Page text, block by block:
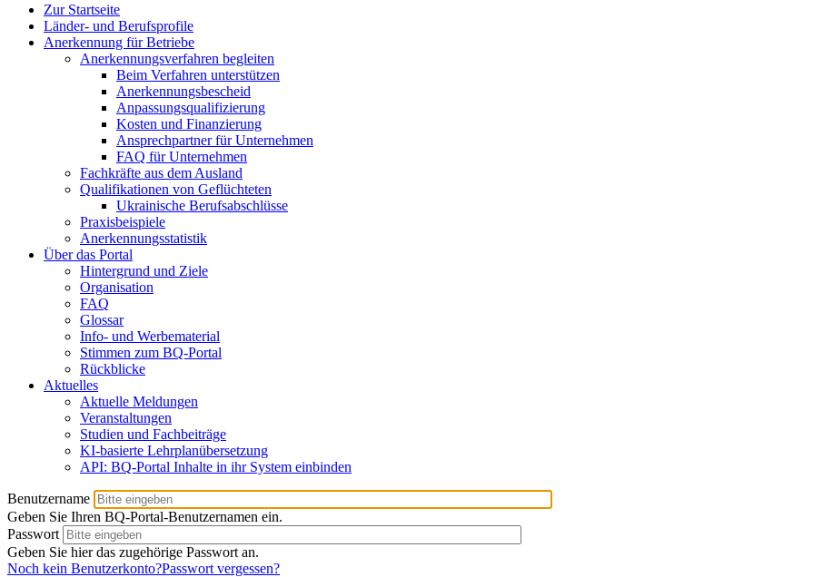
Zur Startseite
Länder- und Berufsprofile
Anerkennung für Betriebe
Anerkennungsverfahren begleiten
Beim Verfahren unterstützen
Anerkennungsbescheid
Anpassungsqualifizierung
Kosten und Finanzierung
Ansprechpartner für Unternehmen
FAQ für Unternehmen
Fachkräfte aus dem Ausland
Qualifikationen von Geflüchteten
Ukrainische Berufsabschlüsse
Praxisbeispiele
Anerkennungsstatistik
Über das Portal
Hintergrund und Ziele
Organisation
FAQ
Glossar
Info- und Werbematerial
Stimmen zum BQ-Portal
Rückblicke
Aktuelles
Aktuelle Meldungen
Veranstaltungen
Studien und Fachbeiträge
KI-basierte Lehrplanübersetzung
API: BQ-Portal Inhalte in ihr System einbinden
Benutzername
Geben Sie Ihren BQ-Portal-Benutzernamen ein.
Passwort
Geben Sie hier das zugehörige Passwort an.
Noch kein Benutzerkonto?Passwort vergessen?